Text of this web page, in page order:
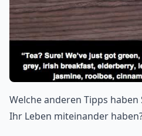
Welche anderen Tipps haben
Ihr Leben miteinander